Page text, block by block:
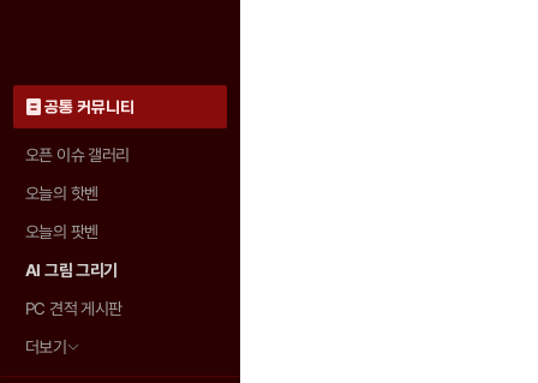
공통 커뮤니티
오픈 이슈 갤러리
오늘의 핫벤
오늘의 팟벤
AI 그림 그리기
PC 견적 게시판
더보기